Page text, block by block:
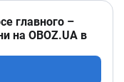
главного –
на OBOZ.UA в